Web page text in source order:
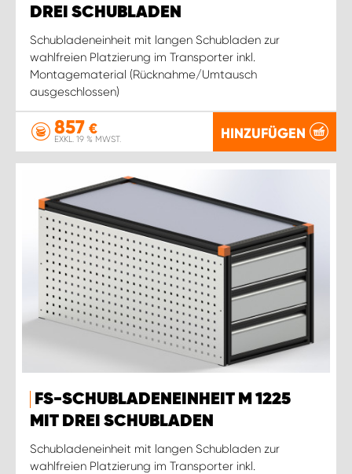
DREI SCHUBLADEN
Schubladeneinheit mit langen Schubladen zur
wahlfreien Platzierung im Transporter inkl.
Montagematerial (Rücknahme/Umtausch
ausgeschlossen)
857 €
EXKL. 19 % MWST. HINZUFÜGEN
FS-SCHUBLADENEINHEIT M 1225
MIT DREI SCHUBLADEN
Schubladeneinheit mit langen Schubladen zur
wahlfreien Platzierung im Transporter inkl.